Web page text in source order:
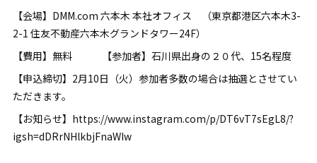
【会場】DMM.com 六本木 本社オフィス （東京都港区六本木3-
2-1 住友不動産六本木グランドタワー24F）
【費用】無料 【参加者】石川県出身の２０代、15名程度
【申込締切】2月10日（火）参加者多数の場合は抽選とさせてい
ただきます。
【お知らせ】https://www.instagram.com/p/DT6vT7sEgL8/?
igsh=dDRrNHlkbjFnaWIw